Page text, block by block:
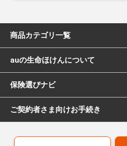
商品カテゴリ一覧
死亡保険
医療保険
女性向け医療保険
がん保険
auの生命ほけんについて
選ばれる理由
Pontaポイント還元について
保険募集代理店について
保険選びナビ
保険選びナビ トップ
保険診断
ご契約者さま向けお手続き